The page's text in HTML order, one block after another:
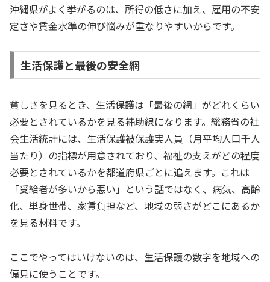
沖縄県がよく挙がるのは、所得の低さに加え、雇用の不安
定さや賃金水準の伸び悩みが重なりやすいからです。
生活保護と最後の安全網
貧しさを見るとき、生活保護は「最後の網」がどれくらい
必要とされているかを見る補助線になります。総務省の社
会生活統計には、生活保護被保護実人員（月平均人口千人
当たり）の指標が用意されており、福祉の支えがどの程度
必要とされているかを都道府県ごとに追えます。これは
「受給者が多いから悪い」という話ではなく、病気、高齢
化、単身世帯、家賃負担など、地域の弱さがどこにあるか
を見る材料です。
ここでやってはいけないのは、生活保護の数字を地域への
偏見に使うことです。